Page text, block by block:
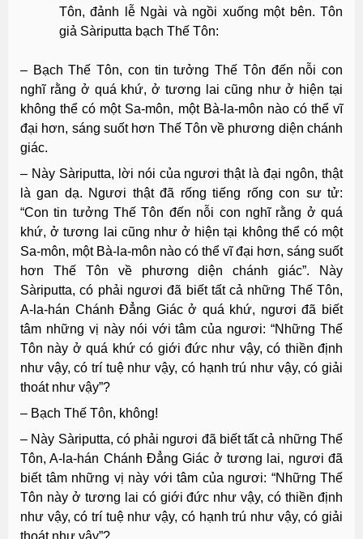
Tôn, đảnh lễ Ngài và ngồi xuống một bên. Tôn
giả Sàriputta bạch Thế Tôn:
– Bạch Thế Tôn, con tin tưởng Thế Tôn đến nỗi con
nghĩ rằng ở quá khứ, ở tương lai cũng như ở hiện tại
không thể có một Sa-môn, một Bà-la-môn nào có thể vĩ
đại hơn, sáng suốt hơn Thế Tôn về phương diện chánh
giác.
– Này Sàriputta, lời nói của ngươi thật là đại ngôn, thật
là gan dạ. Ngươi thật đã rống tiếng rống con sư tử:
“Con tin tưởng Thế Tôn đến nỗi con nghĩ rằng ở quá
khứ, ở tương lai cũng như ở hiện tại không thể có một
Sa-môn, một Bà-la-môn nào có thể vĩ đại hơn, sáng suốt
hơn Thế Tôn về phương diện chánh giác”. Này
Sàriputta, có phải ngươi đã biết tất cả những Thế Tôn,
A-la-hán Chánh Đẳng Giác ở quá khứ, ngươi đã biết
tâm những vị này nói với tâm của ngươi: “Những Thế
Tôn này ở quá khứ có giới đức như vậy, có thiền định
như vậy, có trí tuệ như vậy, có hạnh trú như vậy, có giải
thoát như vậy”?
– Bạch Thế Tôn, không!
– Này Sàriputta, có phải ngươi đã biết tất cả những Thế
Tôn, A-la-hán Chánh Đẳng Giác ở tương lai, ngươi đã
biết tâm những vị này với tâm của ngươi: “Những Thế
Tôn này ở tương lai có giới đức như vậy, có thiền định
như vậy, có trí tuệ như vậy, có hạnh trú như vậy, có giải
thoát như vậy”?